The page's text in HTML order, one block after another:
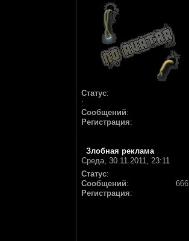
Статус:
:
Сообщений:
Регистрация:
Злобная реклама
Среда, 30.11.2011, 23:11
Статус:
Сообщений:
666
Регистрация: